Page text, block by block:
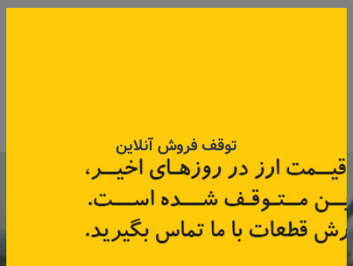
با عضویت در خبرنامه رنویدک
همین حالا ۱۵ هزار تومان کد‌تخفیف خرید
آنلاین
توقف فروش آنلاین